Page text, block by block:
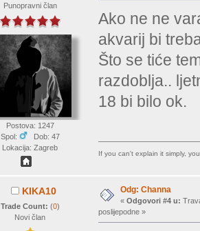
Punopravni član
Postova: 1247
Spol:
Dob: 47
Lokacija: Zagreb
Ako ne ne
akvarij bi
Što se tiće
razdoblja..
18 bi bilo ok.
If you can't explain it simply,
KIKA10
Trade Count: (0)
Novi član
Odg: Channa
« Odgovori #4 u:
poslijepodne »